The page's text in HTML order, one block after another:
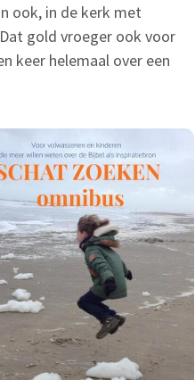
ook, in de kerk met
gold vroeger ook voor
keer helemaal over een